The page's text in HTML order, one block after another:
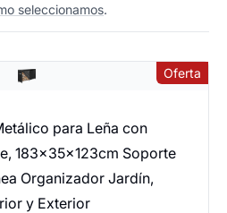
seleccionamos.
Oferta
para Leña con
183×35×123cm Soporte
Organizador Jardín,
y Exterior